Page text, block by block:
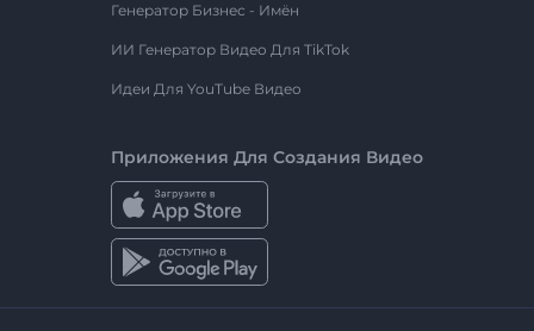
Генератор Бизнес - Имён
ИИ Генератор Видео Для TikTok
Идеи Для YouTube Видео
Приложения Для Создания Видео